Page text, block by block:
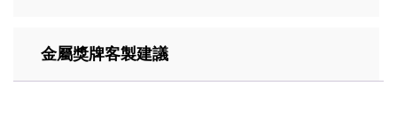
金屬獎牌客製建議